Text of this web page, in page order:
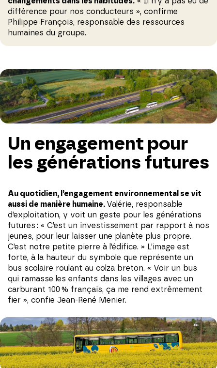
différence pour nos conducteurs », confirme
Philippe François, responsable des ressources
humaines du groupe.
Un engagement pour
les générations futures
Au quotidien, l’engagement environnemental se vit
aussi de manière humaine. Valérie, responsable
d’exploitation, y voit un geste pour les générations
futures : « C’est un investissement par rapport à nos
jeunes, pour leur laisser une planète plus propre.
C’est notre petite pierre à l’édifice. » L’image est
forte, à la hauteur du symbole que représente un
bus scolaire roulant au colza breton. « Voir un bus
qui ramasse les enfants dans les villages avec un
carburant 100 % français, ça me rend extrêmement
fier », confie Jean-René Menier.